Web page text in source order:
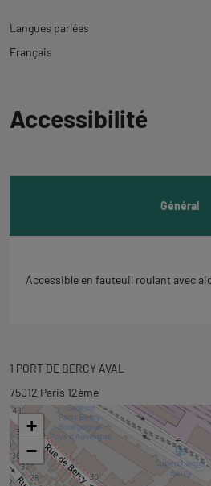
Langues parlées
Français
à
Accessibilité
Général
Accessible en fauteuil roulant avec
Revenir
à
l'onglet
carte
1 PORT DE BERCY AVAL
75012 Paris 12ème
+
−